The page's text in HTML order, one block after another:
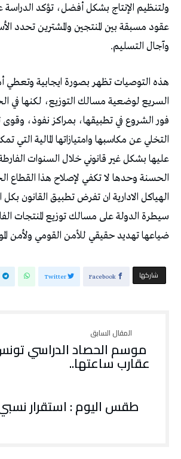
ولتنظيم الإنتاج بشكل أفضل، تؤكد الدراسة
عقود مسبقة بين المنتجين والمشترين تحدد
وآجال التسليم.
هذه التوصيات تظهر بصورة ايجابية وتعطي
السريع لوضعية مسالك التوزيع، لكنها في
فور الشروع في تطبيقها، بمراكز نفوذ،
التخلي عن مكاسبها وامتيازاتها المالية التي
عليها بشكل غير قانوني خلال السنوات الفارطة.
الحسنة وحدها لا تكفي لإصلاح هذا القطاع
الهياكل الادارية ان تفرض تطبيق القانون
سيطرة الدولة على مسالك توزيع المنتجات
ضياعها تهديد حقيقي للأمن القومي ولأمن
‫‫ شاركها‬ Facebook
Twitter
موسم الحصاد الدراسي
عقارب ساعتها..
طقس اليوم : استقرار